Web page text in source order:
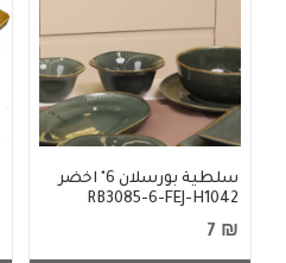
سلطية بورسلان 6" اخضر
RB3085-6-FEJ-H1042
₪ 7